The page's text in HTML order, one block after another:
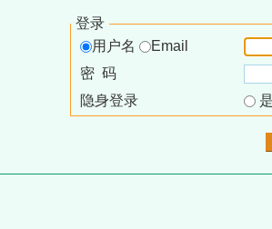
登录
用户名
Email
密 码
隐身登录